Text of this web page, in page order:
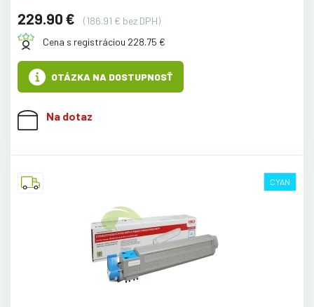
229.90 €
(186.91 € bez DPH)
Cena s registráciou 228.75 €
OTÁZKA NA DOSTUPNOSŤ
Na dotaz
CYAN